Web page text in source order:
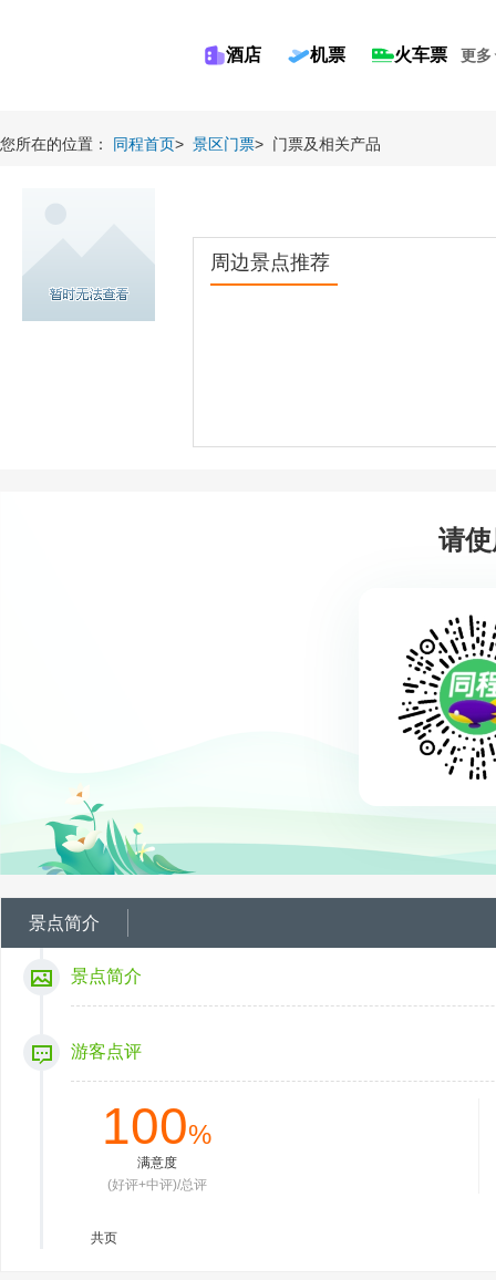
酒店 机票 火车票 更多
您所在的位置： 同程首页> 景区门票> 门票及相关产品
周边景点推荐
请
景点简介
景点简介
游客点评
100%
满意度
(好评+中评)/总评
共页